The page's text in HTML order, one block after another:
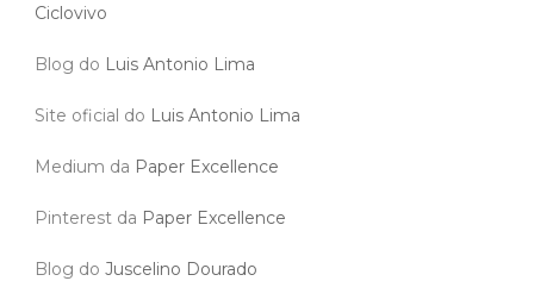
Ciclovivo
Blog do Luis Antonio Lima
Site oficial do Luis Antonio Lima
Medium da Paper Excellence
Pinterest da Paper Excellence
Blog do Juscelino Dourado